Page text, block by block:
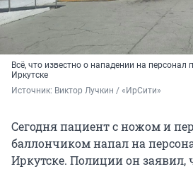
Всё, что известно о нападении на
Иркутске
Источник: Виктор Лучкин / «ИрСити»
Сегодня пациент с ножом и
баллончиком напал на
Иркутске. Полиции он заявил,